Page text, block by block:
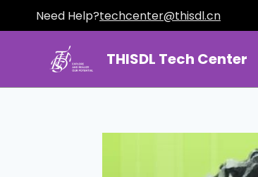
Need Help?techcenter@thisdl.cn
THISDL Tech Center